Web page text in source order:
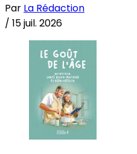
Par La Rédaction
/ 15 juil. 2026